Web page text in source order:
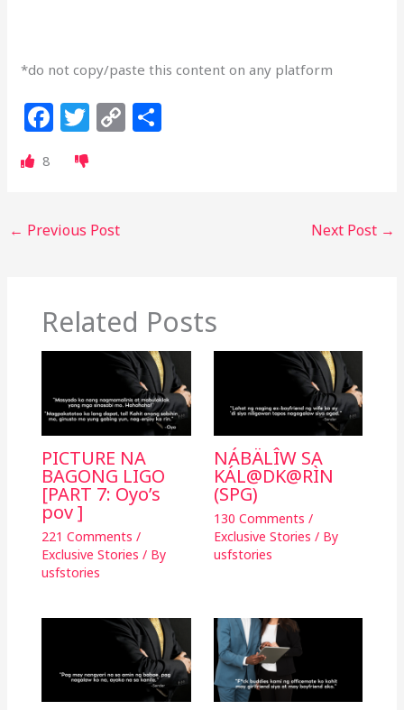
*do not copy/paste this content on any platform
F
a
b
k
T
w
r
C
o
8
← Previous Post Next Post →
Related Posts
PICTURE NA
BAGONG LIGO
[PART 7: Oyo’s
pov ]
221 Comments /
Exclusive Stories / By
usfstories
NÁBÄLÎW SA
KÁL@DK@RÌN
(SPG)
130 Comments /
Exclusive Stories / By
usfstories